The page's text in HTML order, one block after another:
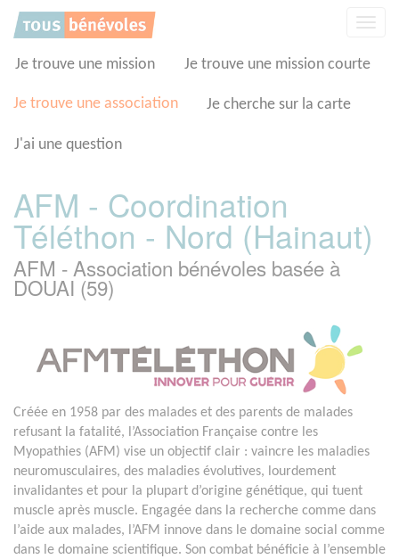
Je trouve une mission Je trouve une mission courte
Je trouve une association Je cherche sur la carte
J'ai une question
AFM - Coordination
Téléthon - Nord (Hainaut)
AFM - Association bénévoles basée à
DOUAI (59)
Créée en 1958 par des malades et des parents de malades
refusant la fatalité, l’Association Française contre les
Myopathies (AFM) vise un objectif clair : vaincre les maladies
neuromusculaires, des maladies évolutives, lourdement
invalidantes et pour la plupart d’origine génétique, qui tuent
muscle après muscle. Engagée dans la recherche comme dans
l’aide aux malades, l’AFM innove dans le domaine social comme
dans le domaine scientifique. Son combat bénéficie à l’ensemble
Panneau de gestion des cookies